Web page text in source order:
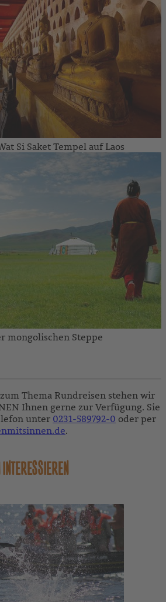
Si Saket Tempel auf Laos
mongolischen Steppe
Thema Rundreisen stehen wir
Ihnen gerne zur Verfügung. Sie
unter 0231-589792-0 oder per
.